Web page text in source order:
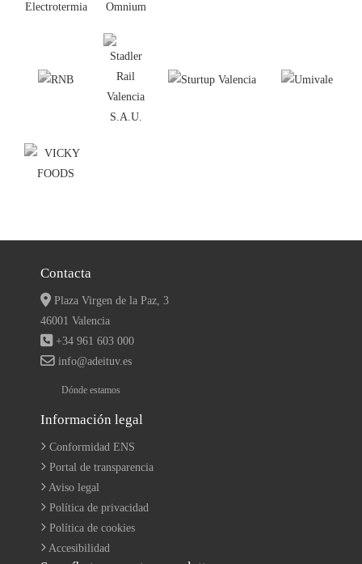
Contacta
Plaza Virgen de la Paz, 3
46001 Valencia
+34 961 603 000
info@adeituv.es
Dónde estamos
Información legal
Conformidad ENS
Portal de transparencia
Aviso legal
Política de privacidad
Política de cookies
Accesibilidad